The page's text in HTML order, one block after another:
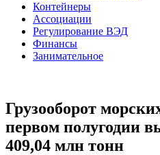
Контейнеры
Ассоциации
Регулирование ВЭД
Финансы
Занимательное
Грузооборот
первом полугодии
409,04 млн тонн